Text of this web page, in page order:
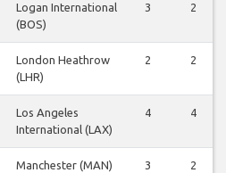
Logan International
(BOS)
3 2
London Heathrow
(LHR)
2 2
Los Angeles
International (LAX)
4 4
Manchester (MAN) 3 2